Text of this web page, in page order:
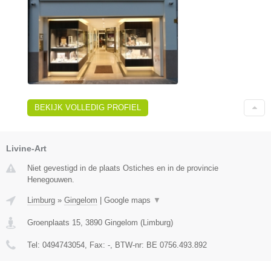
BEKIJK VOLLEDIG PROFIEL
Livine-Art
Niet gevestigd in de plaats Ostiches en in de provincie
Henegouwen.
Limburg » Gingelom Google maps ▼
Groenplaats 15 3890 Gingelom ( Limburg)
Tel: 0494743054 , Fax: - , BTW-nr: BE 0756.493.892